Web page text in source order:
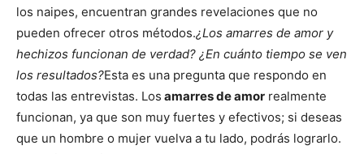
los naipes, encuentran grandes revelaciones que no
pueden ofrecer otros métodos.¿Los amarres de amor y
hechizos funcionan de verdad? ¿En cuánto tiempo se ven
los resultados?Esta es una pregunta que respondo en
todas las entrevistas. Los amarres de amor realmente
funcionan, ya que son muy fuertes y efectivos; si deseas
que un hombre o mujer vuelva a tu lado, podrás lograrlo.